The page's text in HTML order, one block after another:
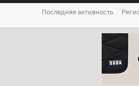
Последняя активность